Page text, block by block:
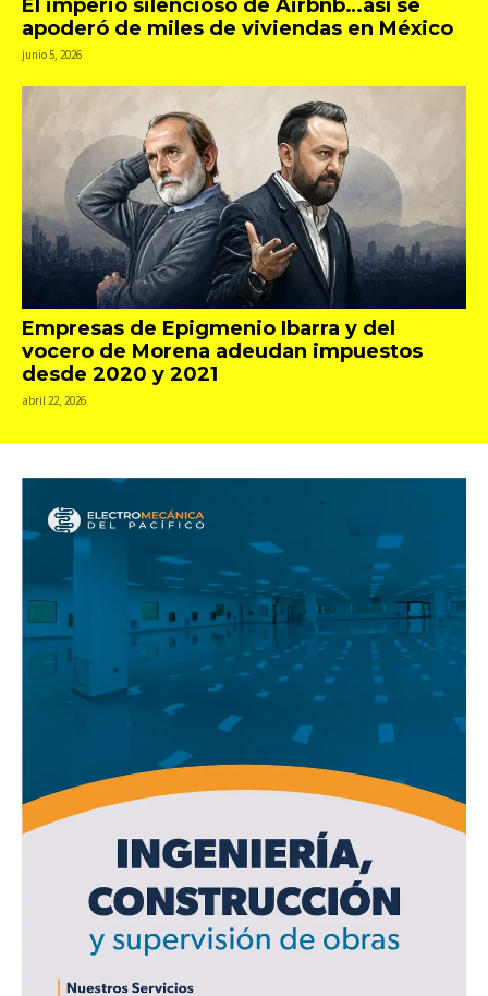
El imperio silencioso de Airbnb…así se
apoderó de miles de viviendas en México
junio 5, 2026
Empresas de Epigmenio Ibarra y del
vocero de Morena adeudan impuestos
desde 2020 y 2021
abril 22, 2026